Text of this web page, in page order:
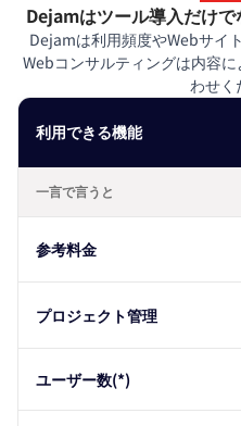
Dejamはツール導入だけ
Dejamは利用頻度やWebサイ
Webコンサルティングは内容
わせく
利用できる機能
一言で言うと
参考料金
プロジェクト管理
ユーザー数(*)